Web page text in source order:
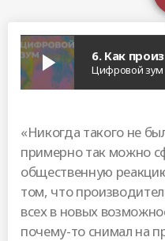
play_arrow Цифровой зум
«Никогда такого не
примерно так можно
общественную
том, что
всех в новых
почему-то снимал на